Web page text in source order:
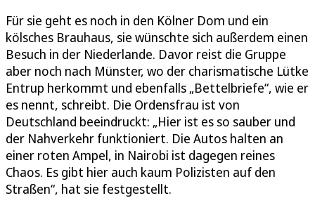
Für sie geht es noch in den Kölner Dom und ein
kölsches Brauhaus, sie wünschte sich außerdem einen
Besuch in der Niederlande. Davor reist die Gruppe
aber noch nach Münster, wo der charismatische Lütke
Entrup herkommt und ebenfalls „Bettelbriefe“, wie er
es nennt, schreibt. Die Ordensfrau ist von
Deutschland beeindruckt: „Hier ist es so sauber und
der Nahverkehr funktioniert. Die Autos halten an
einer roten Ampel, in Nairobi ist dagegen reines
Chaos. Es gibt hier auch kaum Polizisten auf den
Straßen“, hat sie festgestellt.